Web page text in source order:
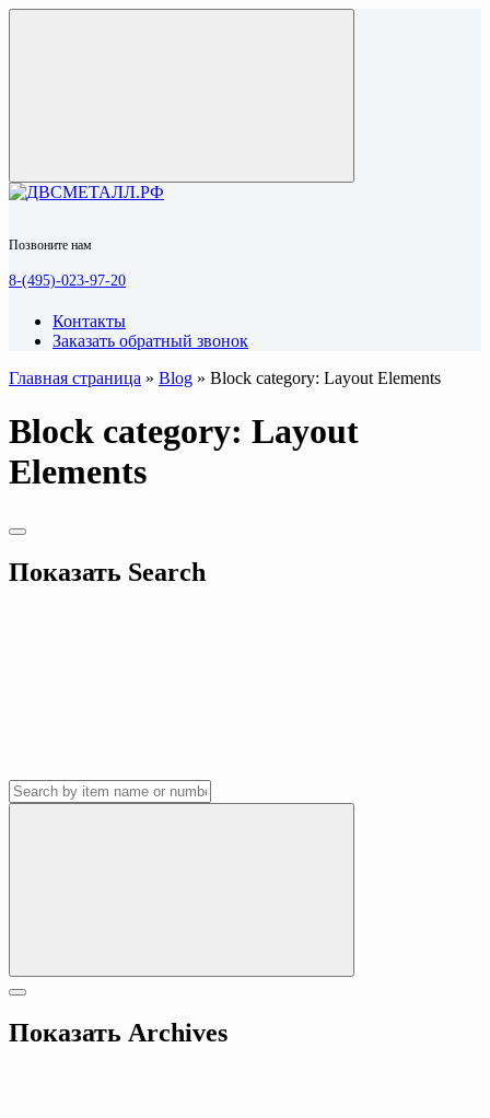
Позвоните нам
8-(495)-023-97-20
Контакты
Заказать обратный звонок
Главная страница » Blog » Block category: Layout Elements
Block category: Layout
Elements
Показать Search
Показать Archives